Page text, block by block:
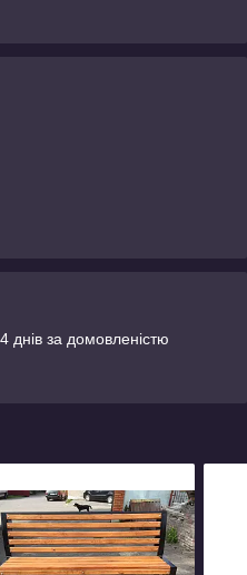
днів за домовленістю